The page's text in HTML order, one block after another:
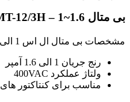
بی متال MT-12/3H – 1~1.6
مشخصات بی متال ال اس 1 الی 1.6 آمپر به شرح زیر می باشد:
رنج جریان 1 الی 1.6 آمپر
ولتاژ عملکرد 400VAC
مناسب برای کنتاکتور های 6 آمپر